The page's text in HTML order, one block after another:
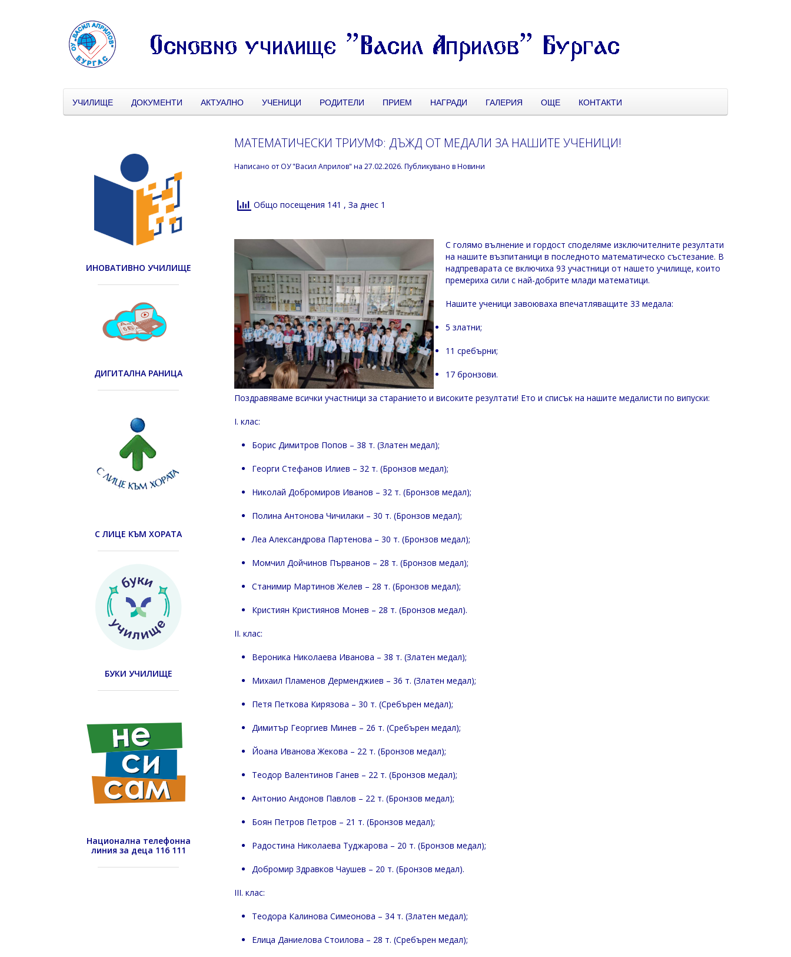
УЧИЛИЩЕ ДОКУМЕНТИ АКТУАЛНО УЧЕНИЦИ РОДИТЕЛИ ПРИЕМ НАГРАДИ ГАЛЕРИЯ ОЩЕ КОНТАКТИ
МАТЕМАТИЧЕСКИ ТРИУМФ: ДЪЖД ОТ МЕДАЛИ ЗА НАШИТЕ УЧЕНИЦИ!
Написано от ОУ "Васил Априлов" на27.02.2026. Публикувано вНовини
Общо посещения 141 , За днес 1
С голямо вълнение и гордост споделяме изключителните резултати
на нашите възпитаници в последното математическо състезание. В
надпреварата се включиха 93 участници от нашето училище, които
премериха сили с най-добрите млади математици.
Нашите ученици завоюваха впечатляващите 33 медала:
5 златни;
11 сребърни;
17 бронзови.
Поздравяваме всички участници за старанието и високите резултати! Ето и списък на нашите медалисти по випуски:
I. клас:
Борис Димитров Попов – 38 т. (Златен медал);
Георги Стефанов Илиев – 32 т. (Бронзов медал);
Николай Добромиров Иванов – 32 т. (Бронзов медал);
Полина Антонова Чичилаки – 30 т. (Бронзов медал);
Леа Александрова Партенова – 30 т. (Бронзов медал);
Момчил Дойчинов Първанов – 28 т. (Бронзов медал);
Станимир Мартинов Желев – 28 т. (Бронзов медал);
Кристиян Кристиянов Монев – 28 т. (Бронзов медал).
II. клас:
Вероника Николаева Иванова – 38 т. (Златен медал);
Михаил Пламенов Дерменджиев – 36 т. (Златен медал);
Петя Петкова Кирязова – 30 т. (Сребърен медал);
Димитър Георгиев Минев – 26 т. (Сребърен медал);
Йоана Иванова Жекова – 22 т. (Бронзов медал);
Теодор Валентинов Ганев – 22 т. (Бронзов медал);
Антонио Андонов Павлов – 22 т. (Бронзов медал);
Боян Петров Петров – 21 т. (Бронзов медал);
Радостина Николаева Туджарова – 20 т. (Бронзов медал);
Добромир Здравков Чаушев – 20 т. (Бронзов медал).
III. клас:
Теодора Калинова Симеонова – 34 т. (Златен медал);
Елица Даниелова Стоилова – 28 т. (Сребърен медал);
ИНОВАТИВНО УЧИЛИЩЕ
ДИГИТАЛНА РАНИЦА
С ЛИЦЕ КЪМ ХОРАТА
БУКИ УЧИЛИЩЕ
Национална телефонна
линия за деца 116 111